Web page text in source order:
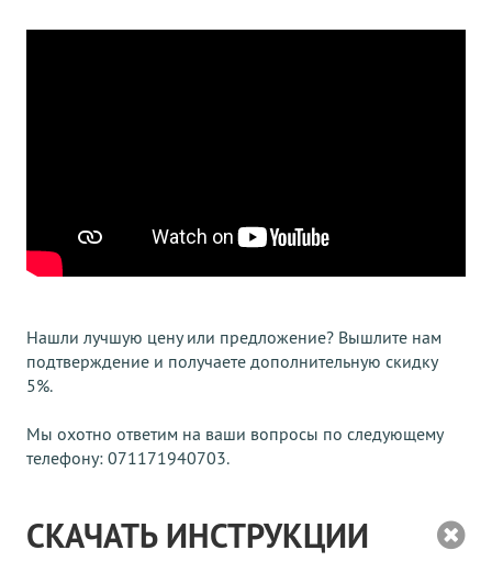
Нашли лучшую цену или предложение? Вышлите нам
подтверждение и получаете дополнительную скидку
5%.
Мы охотно ответим на ваши вопросы по следующему
телефону: 071171940703.
СКАЧАТЬ ИНСТРУКЦИИ